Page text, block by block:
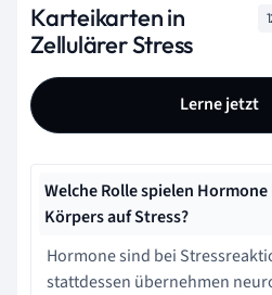
Karteikarten in
Zellulärer Stress
Lerne jetzt
Welche Rolle spielen
Körpers auf Stress?
Hormone sind bei
stattdessen übernehmen